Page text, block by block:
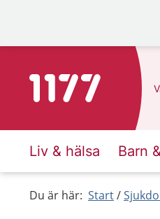
Till startsidan för 1177
Liv & hälsa Barn
Du är här: Start